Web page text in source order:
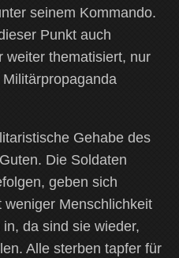
seinem Kommando.
Punkt auch
weiter thematisiert, nur
Gehabe des
Die Soldaten
geben sich
Menschlichkeit
da sind sie wieder,
Alle sterben tapfer für